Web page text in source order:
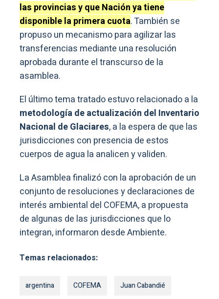
las provincias y que Nación ya tiene
disponible la primera cuota. También se
propuso un mecanismo para agilizar las
transferencias mediante una resolución
aprobada durante el transcurso de la
asamblea.
El último tema tratado estuvo relacionado a la
metodología de actualización del Inventario
Nacional de Glaciares, a la espera de que las
jurisdicciones con presencia de estos
cuerpos de agua la analicen y validen.
La Asamblea finalizó con la aprobación de un
conjunto de resoluciones y declaraciones de
interés ambiental del COFEMA, a propuesta
de algunas de las jurisdicciones que lo
integran, informaron desde Ambiente.
Temas relacionados:
argentina COFEMA Juan Cabandié